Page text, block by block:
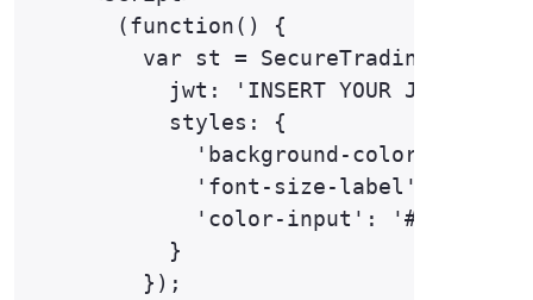
      (function() {
        var st = SecureTrading({
jwt: 'INSERT YOUR JWT
          styles: {
'background-color-input':
'font-size-label':
            'color-input': '#FFF'
          }
        });